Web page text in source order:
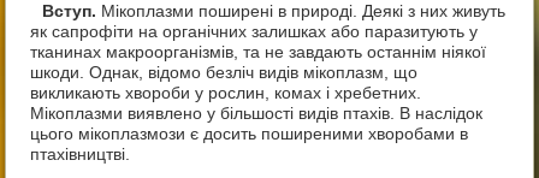
Вступ. Мікоплазми поширені в природі. Деякі з них живуть
як сапрофіти на органічних залишках або паразитують у
тканинах макроорганізмів, та не завдають останнім ніякої
шкоди. Однак, відомо безліч видів мікоплазм, що
викликають хвороби у рослин, комах і хребетних.
Мікоплазми виявлено у більшості видів птахів. В наслідок
цього мікоплазмози є досить поширеними хворобами в
птахівництві.